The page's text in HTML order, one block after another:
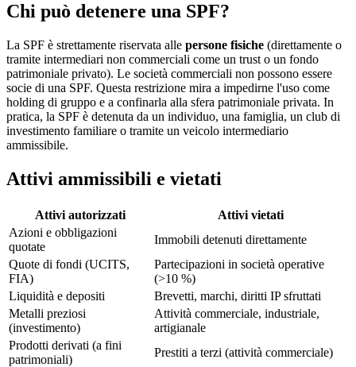
Chi può detenere una SPF?
La SPF è strettamente riservata alle persone fisiche (direttamente o
tramite intermediari non commerciali come un trust o un fondo
patrimoniale privato). Le società commerciali non possono essere
socie di una SPF. Questa restrizione mira a impedirne l'uso come
holding di gruppo e a confinarla alla sfera patrimoniale privata. In
pratica, la SPF è detenuta da un individuo, una famiglia, un club di
investimento familiare o tramite un veicolo intermediario
ammissibile.
Attivi ammissibili e vietati
Attivi autorizzati
Attivi vietati
Azioni e obbligazioni
quotate
Immobili detenuti direttamente
Quote di fondi (UCITS,
FIA)
Partecipazioni in società operative
(>10 %)
Liquidità e depositi
Brevetti, marchi, diritti IP sfruttati
Metalli preziosi
(investimento)
Attività commerciale, industriale,
artigianale
Prodotti derivati (a fini
patrimoniali)
Prestiti a terzi (attività commerciale)